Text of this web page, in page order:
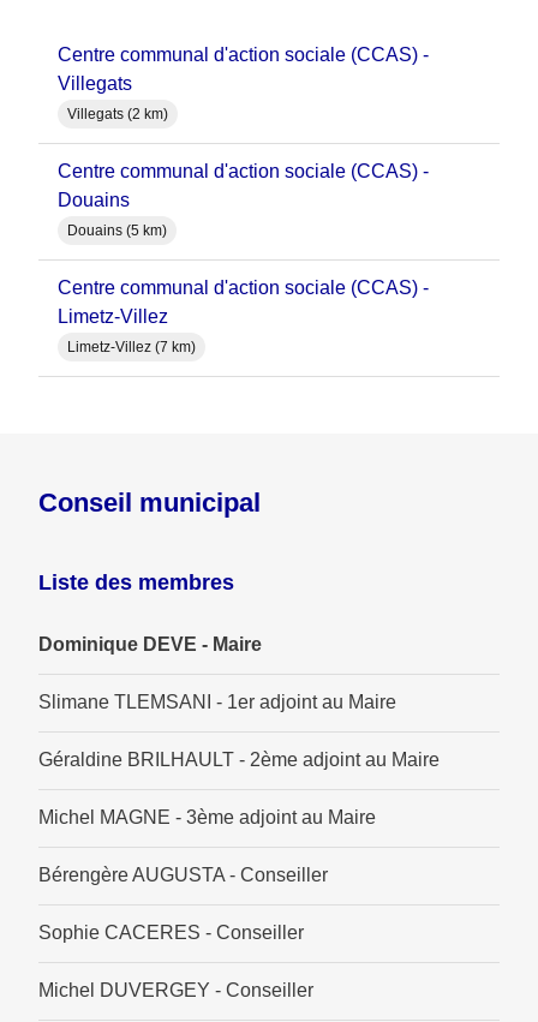
Centre communal d'action sociale (CCAS) -
Villegats
Villegats (2 km)
Centre communal d'action sociale (CCAS) -
Douains
Douains (5 km)
Centre communal d'action sociale (CCAS) -
Limetz-Villez
Limetz-Villez (7 km)
Conseil municipal
Liste des membres
Dominique DEVE - Maire
Slimane TLEMSANI - 1er adjoint au Maire
Géraldine BRILHAULT - 2ème adjoint au Maire
Michel MAGNE - 3ème adjoint au Maire
Bérengère AUGUSTA - Conseiller
Sophie CACERES - Conseiller
Michel DUVERGEY - Conseiller